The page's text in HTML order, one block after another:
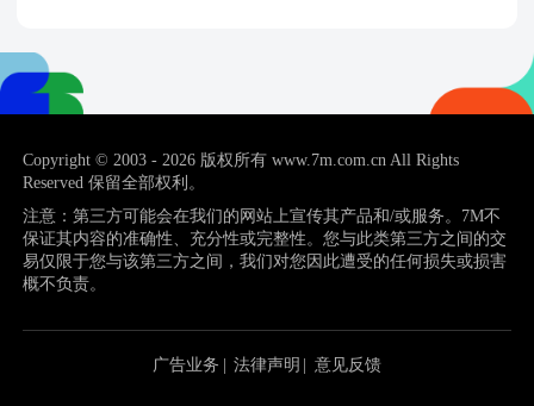
Copyright © 2003 - 2026 版权所有 www.7m.com.cn All Rights
Reserved 保留全部权利。
注意：第三方可能会在我们的网站上宣传其产品和/或服务。7M不
保证其内容的准确性、充分性或完整性。您与此类第三方之间的交
易仅限于您与该第三方之间，我们对您因此遭受的任何损失或损害
概不负责。
广告业务 | 法律声明 | 意见反馈